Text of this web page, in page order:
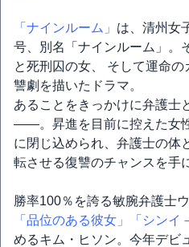
「ナインルーム」 は、清州女
号、別名「ナインルーム」。
と死刑囚の女、 そして運命
讐劇を描いたドラマ。
あることをきっかけに弁護士
――。昇進を目前に控えた女
に閉じ込められ、弁護士の体
転させる復讐のチャンスを手
勝率100％を誇る敏腕弁護士
「品位のある彼女」
「シンイ
めるキム・ヒソン。今年デビ